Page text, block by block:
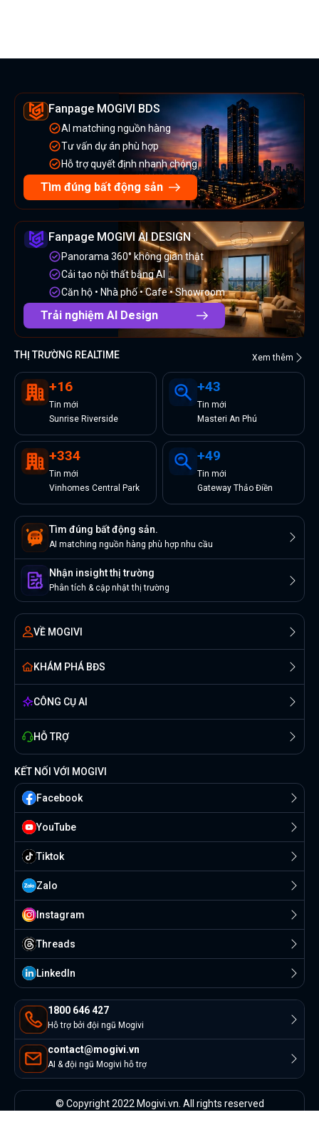
Fanpage MOGIVI BDS
AI matching nguồn hàng
Tư vấn dự án phù hợp
Hỗ trợ quyết định nhanh chóng
Tìm đúng bất động sản
Fanpage MOGIVI AI DESIGN
Panorama 360° không gian thật
Cải tạo nội thất bằng AI
Căn hộ • Nhà phố • Cafe • Showroom
Trải nghiệm AI Design
THỊ TRƯỜNG REALTIME Xem thêm
+16
Tin mới
Sunrise Riverside
+43
Tin mới
Masteri An Phú
+334
Tin mới
Vinhomes Central Park
+49
Tin mới
Gateway Thảo Điền
Tìm đúng bất động sản.
AI matching nguồn hàng phù hợp nhu cầu
Nhận insight thị trường
Phân tích & cập nhật thị trường
VỀ MOGIVI
KHÁM PHÁ BĐS
CÔNG CỤ AI
HỖ TRỢ
1800 646 427
Hỗ trợ bởi đội ngũ Mogivi
contact@mogivi.vn
AI & đội ngũ Mogivi hỗ trợ
KẾT NỐI VỚI MOGIVI
Facebook
YouTube
Tiktok
Zalo
Instagram
Threads
Linkedln
© Copyright 2022 Mogivi.vn. All rights reserved